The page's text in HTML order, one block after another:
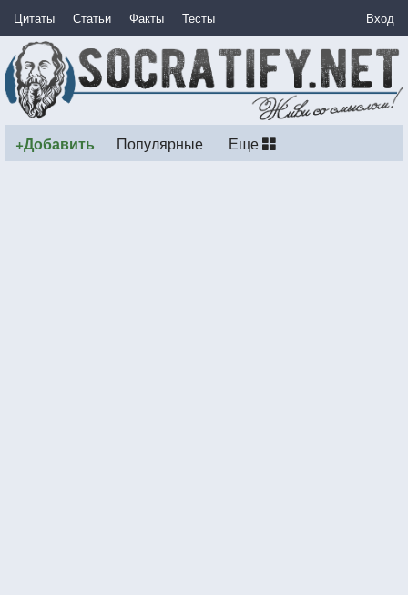
Цитаты Статьи Факты Тесты Вход
+Добавить Популярные Еще